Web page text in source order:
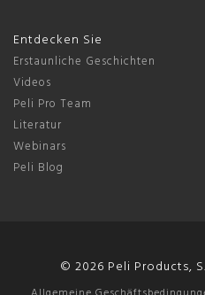
Entdecken Sie
Erstaunliche Geschichten
Videos
Peli Pro Team
Literatur
Webinars
Peli Blog
© 2026 Peli Products,